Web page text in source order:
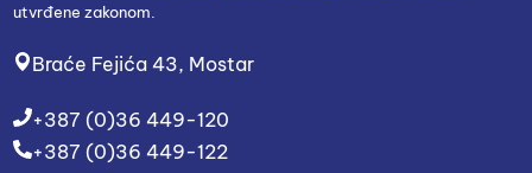
utvrđene zakonom.
Braće Fejića 43, Mostar
+387 (0)36 449-120
+387 (0)36 449-122